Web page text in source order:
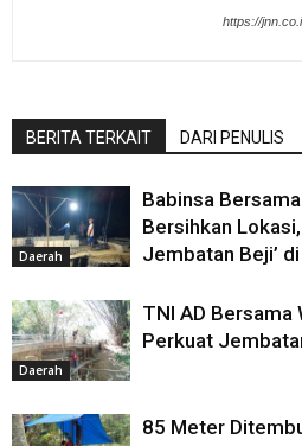
https://
BERITA TERKAIT DARI PENULIS
Daerah
Babinsa
Bersihkan
Jembatan Beji’
Daerah
TNI AD Bersama
Perkuat
85 Meter